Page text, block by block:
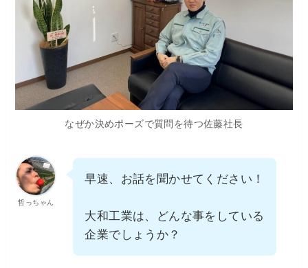
なぜか決めポーズで質問を待つ佐藤社長
哲っちゃん
早速、お話を聞かせてください！
大和工業は、どんな事をしている
企業でしょうか？